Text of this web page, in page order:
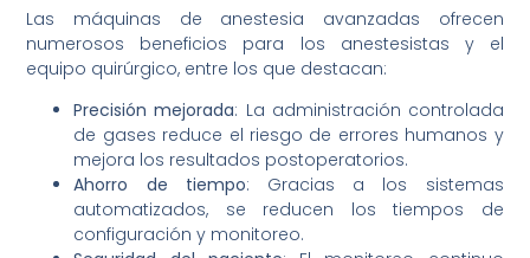
Las máquinas de anestesia avanzadas ofrecen
numerosos beneficios para los anestesistas y el
equipo quirúrgico, entre los que destacan:
Precisión mejorada: La administración controlada
de gases reduce el riesgo de errores humanos y
mejora los resultados postoperatorios.
Ahorro de tiempo: Gracias a los sistemas
automatizados, se reducen los tiempos de
configuración y monitoreo.